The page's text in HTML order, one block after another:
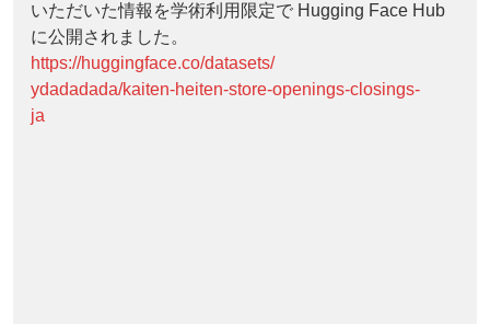
いただいた情報を学術利用限定で Hugging Face Hub
に公開されました。
https://huggingface.co/datasets/
ydadadada/kaiten-heiten-store-openings-closings-
ja